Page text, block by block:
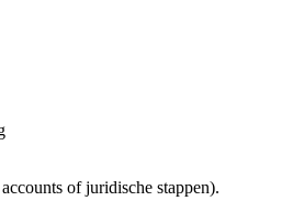
of juridische stappen).